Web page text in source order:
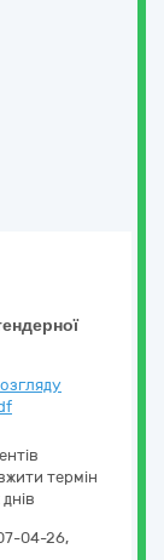
термін
04-26,